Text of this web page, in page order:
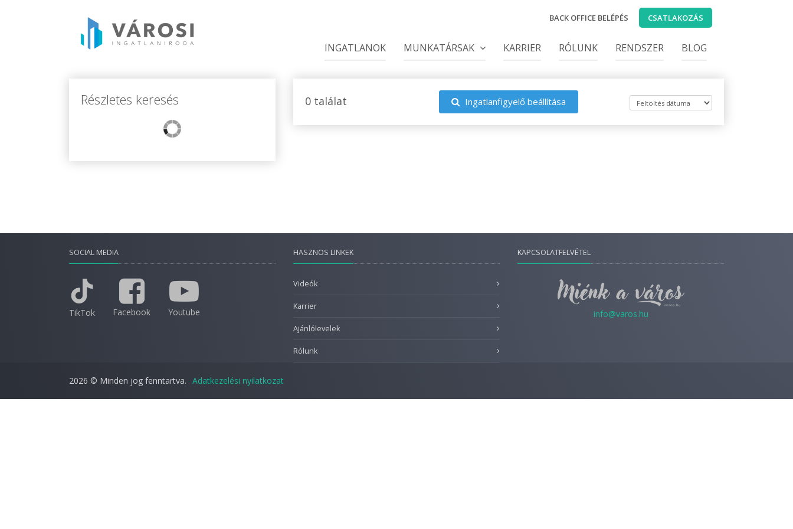
BACK OFFICE BELÉPÉS CSATLAKOZÁS
INGATLANOK MUNKATÁRSAK KARRIER RÓLUNK RENDSZER BLOG
Részletes keresés 0 találat Ingatlanfigyelő beállítása
SOCIAL MEDIA
TikTok Facebook Youtube
HASZNOS LINKEK
Videók
Karrier
Ajánlólevelek
Rólunk
KAPCSOLATFELVÉTEL
info@varos.hu
2026 © Minden jog fenntartva. Adatkezelési nyilatkozat